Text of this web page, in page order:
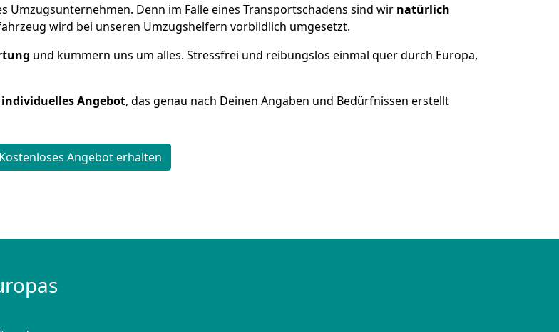
Denn im Falle eines Transportschadens sind wir natürlich
wird bei unseren Umzugshelfern vorbildlich umgesetzt.
und kümmern uns um alles. Stressfrei und reibungslos einmal quer durch Europa,
individuelles Angebot, das genau nach Deinen Angaben und Bedürfnissen erstellt
Kostenloses Angebot erhalten